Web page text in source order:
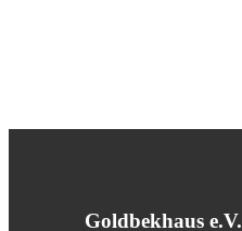
Goldbekhaus e.V.